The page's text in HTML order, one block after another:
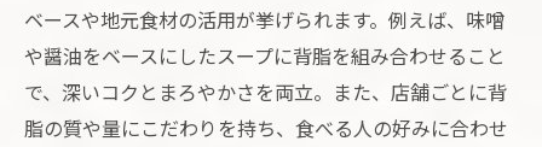
ベースや地元食材の活用が挙げられます。例えば、味噌
や醤油をベースにしたスープに背脂を組み合わせること
で、深いコクとまろやかさを両立。また、店舗ごとに背
脂の質や量にこだわりを持ち、食べる人の好みに合わせ